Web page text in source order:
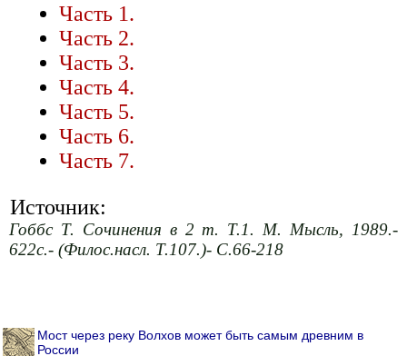
Часть 1.
Часть 2.
Часть 3.
Часть 4.
Часть 5.
Часть 6.
Часть 7.
Источник:
Гоббс Т. Сочинения в 2 т. Т.1. М. Мысль, 1989.-
622с.- (Филос.насл. Т.107.)- С.66-218
Мост через реку Волхов может быть самым древним в
России